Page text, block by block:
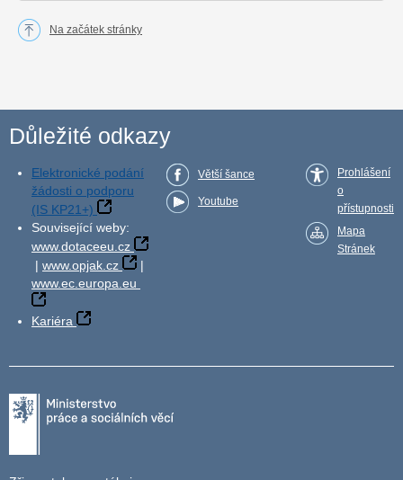
Na začátek stránky
Důležité odkazy
Elektronické podání
žádosti o podporu
(IS KP21+)
Související weby:
www.dotaceeu.cz
| www.opjak.cz
|
www.ec.europa.eu
Kariéra
Větší šance
Youtube
Prohlášení
o
přístupnosti
Mapa
Stránek